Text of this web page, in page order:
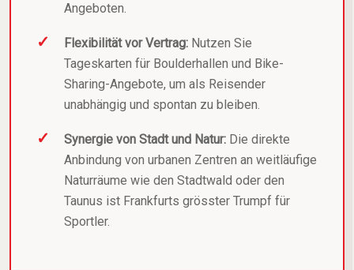
Angeboten.
Flexibilität vor Vertrag: Nutzen Sie
Tageskarten für Boulderhallen und Bike-
Sharing-Angebote, um als Reisender
unabhängig und spontan zu bleiben.
Synergie von Stadt und Natur: Die direkte
Anbindung von urbanen Zentren an weitläufige
Naturräume wie den Stadtwald oder den
Taunus ist Frankfurts grösster Trumpf für
Sportler.